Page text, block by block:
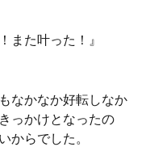
また叶った！』
なかなか好転しなか
っかけとなったの
からでした。